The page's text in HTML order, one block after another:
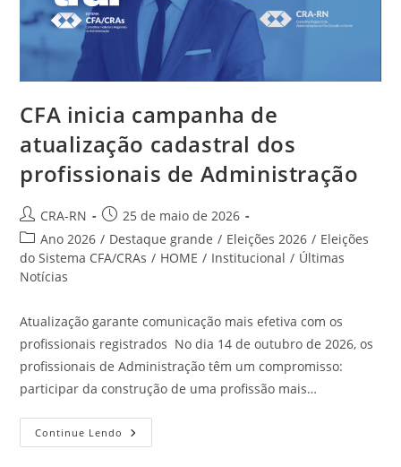
CFA inicia campanha de
atualização cadastral dos
profissionais de Administração
Autor
do
post:
CRA-RN
Post
publicado:
25 de maio de 2026
Categoria
do
post:
Ano 2026 / Destaque grande / Eleições 2026 / Eleições
do Sistema CFA/CRAs / HOME / Institucional / Últimas
Notícias
Atualização garante comunicação mais efetiva com os
profissionais registrados No dia 14 de outubro de 2026, os
profissionais de Administração têm um compromisso:
participar da construção de uma profissão mais…
Continue Lendo CFA
Inicia